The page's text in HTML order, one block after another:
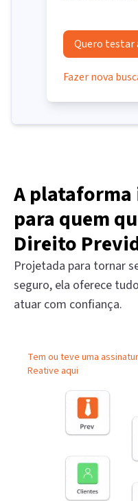
Quero testar
Fazer nova
A
para quem
Direito
Projetada para tornar
seguro, ela oferece
atuar com confiança.
Tem ou teve uma
Reative aqui